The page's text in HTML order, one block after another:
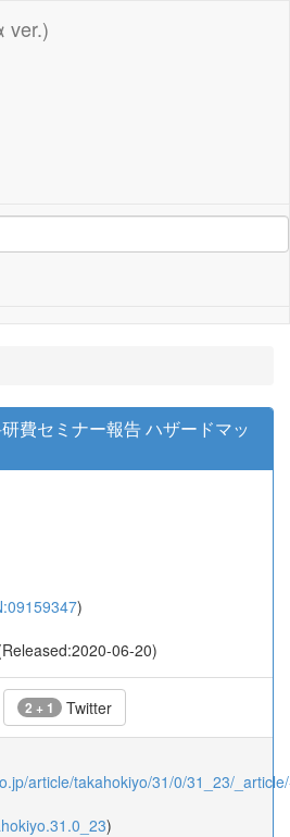
ver.)
費セミナー報告 ハザードマッ
)
06-20)
2 + 1 Twitter
article/takahokiyo/31/0/31_23/
)